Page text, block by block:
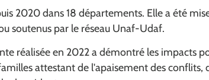
2020 dans 18 départements. Elle a été
soutenus par le réseau Unaf-Udaf.
réalisée en 2022 a démontré les impacts
attestant de l'apaisement des conflits,